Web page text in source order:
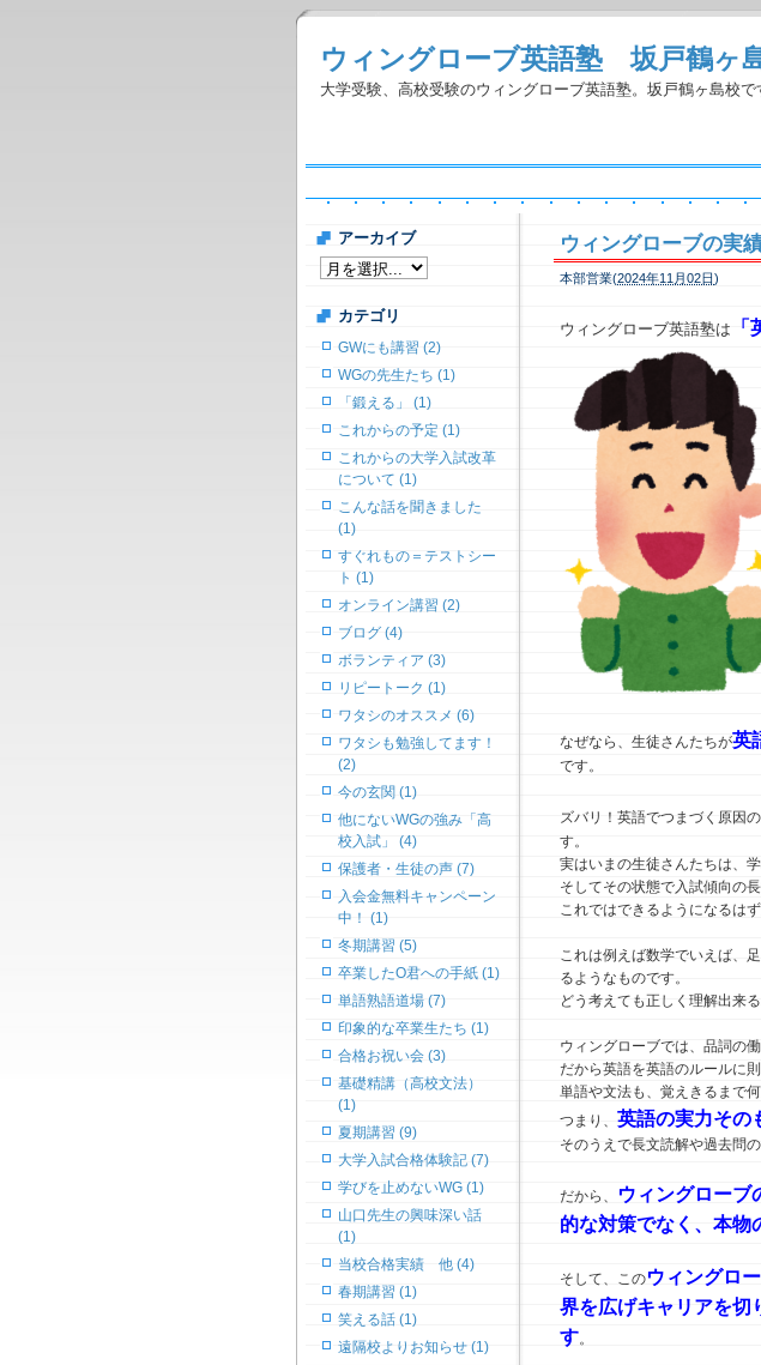
ウィングローブ英語塾 坂戸鶴ヶ
大学受験、高校受験のウィングローブ英語塾。坂戸鶴ヶ島校で
ウィングローブの実
本部営業(2024年11月02日)
ウィングローブ英語塾は 「
なぜなら、生徒さんたちが英
です。
ズバリ！英語でつまづく原因の
す。
実はいまの生徒さんたちは、
そしてその状態で入試傾向の
これではできるようになるはず
これは例えば数学でいえば、
るようなものです。
どう考えても正しく理解出来
ウィングローブでは、品詞の
だから英語を英語のルールに
単語や文法も、覚えきるまで
つまり、 英語の実力その
そのうえで長文読解や過去問
だから、
ウィングローブ
的な対策でなく、本物
そして、このウィングロ
界を広げキャリアを切
す。
アーカイブ
カテゴリ
GWにも講習 (2)
WGの先生たち (1)
「鍛える」 (1)
これからの予定 (1)
これからの大学入試改革
について (1)
こんな話を聞きました
(1)
すぐれもの＝テストシー
ト (1)
オンライン講習 (2)
ブログ (4)
ボランティア (3)
リピートーク (1)
ワタシのオススメ (6)
ワタシも勉強してます！
(2)
今の玄関 (1)
他にないWGの強み「高
校入試」 (4)
保護者・生徒の声 (7)
入会金無料キャンペーン
中！ (1)
冬期講習 (5)
卒業したO君への手紙 (1)
単語熟語道場 (7)
印象的な卒業生たち (1)
合格お祝い会 (3)
基礎精講（高校文法）
(1)
夏期講習 (9)
大学入試合格体験記 (7)
学びを止めないWG (1)
山口先生の興味深い話
(1)
当校合格実績 他 (4)
春期講習 (1)
笑える話 (1)
遠隔校よりお知らせ (1)